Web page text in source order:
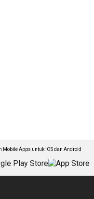
Mobile Apps untuk iOS dan Android